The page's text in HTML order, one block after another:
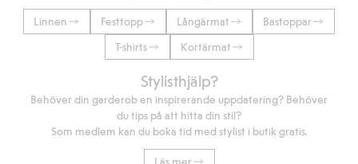
Linnen Festtopp Långärmat
Bastoppar
T-shirts
Kortärmat
Stylisthjälp?
Behöver din garderob en inspirerande uppdatering? Behöver
du tips på att hitta din stil?
Som medlem kan du boka tid med stylist i butik gratis.
Läs mer